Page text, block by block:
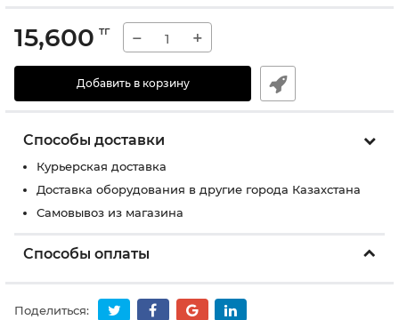
15,600 тг − +
Добавить в корзину
Способы доставки
Курьерская доставка
Доставка оборудования в другие города Казахстана
Самовывоз из магазина
Способы оплаты
Поделиться: